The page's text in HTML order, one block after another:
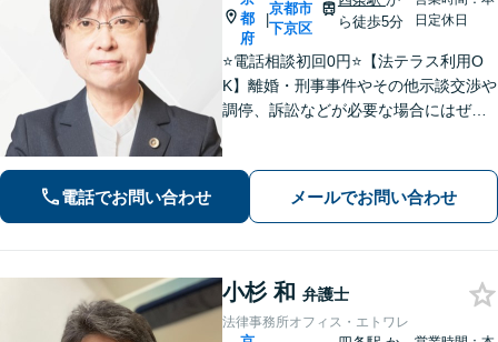
都
府
|
京都市
下京区
ら徒歩5分
日定休日
⭐️電話相談初回0円⭐️【法テラス利用O
K】離婚・刑事事件やその他示談交渉や
調停、訴訟などが必要な場合にはぜひ
であることを心がけています【弁護士
歴15年以上】【四条烏丸5分】
電話でお問い合わせ メールでお問い合わせ
小杉 和 弁護士
法律事務所オフィス・エトワレ